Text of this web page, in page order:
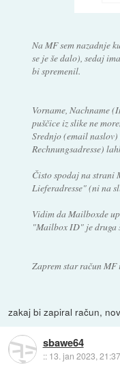
Na MF sem nazadnje
se je še dalo), sedaj
bi spremenil.
Vorname, Nachname
puščice iz slike ne
Srednjo (email
Rechnungsadresse)
Čisto spodaj na strani
Lieferadresse" (ni na
Vidim da Mailboxde
"Mailbox ID" je druga
Zaprem star račun MF
zakaj bi zapiral račun,
sbawe64
:: 13. jan 2023, 21:37